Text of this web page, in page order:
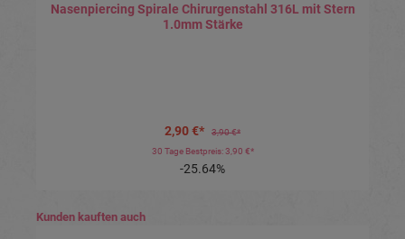
Nasenpiercing Spirale Chirurgenstahl 316L mit Stern
1.0mm Stärke
2,90 €*
3,90 €*
30 Tage Bestpreis: 3,90 €*
-25.64%
Produktgalerie überspringen
Kunden kauften auch